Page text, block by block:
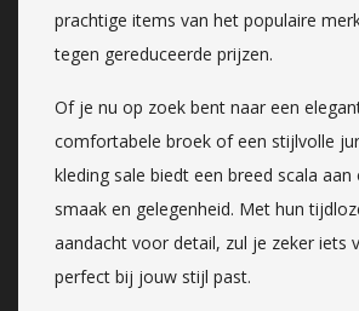
prachtige items van het populaire
tegen gereduceerde prijzen.
Of je nu op zoek bent naar een
comfortabele broek of een stijlvolle
kleding sale biedt een breed scala
smaak en gelegenheid. Met hun
aandacht voor detail, zul je zeker iets
perfect bij jouw stijl past.